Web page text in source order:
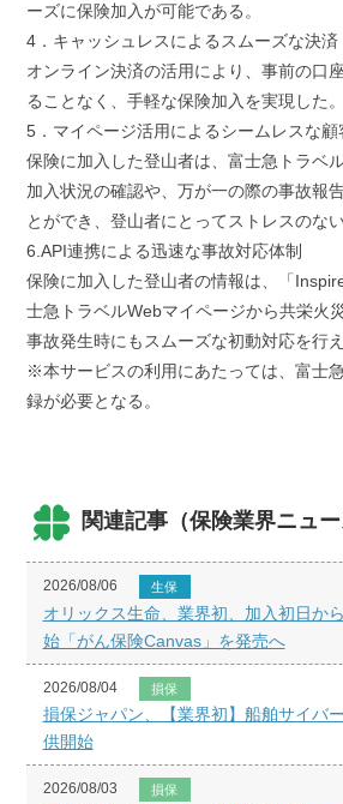
ーズに保険加入が可能である。
4．キャッシュレスによるスムーズな決済
オンライン決済の活用により、事前の口
ることなく、手軽な保険加入を実現した。
5．マイページ活用によるシームレスな顧
保険に加入した登山者は、富士急トラベ
加入状況の確認や、万が一の際の事故報
とができ、登山者にとってストレスのな
6.API連携による迅速な事故対応体制
保険に加入した登山者の情報は、「
士急トラベルWebマイページから共栄火
事故発生時にもスムーズな初動対応を行
※本サービスの利用にあたっては、富士
録が必要となる。
関連記事（保険業界ニュー
2026/08/06 生保
オリックス生命、業界初、加入初日か
始「がん保険Canvas」を発売へ
2026/08/04 損保
損保ジャパン、【業界初】船舶サイバ
供開始
2026/08/03 損保